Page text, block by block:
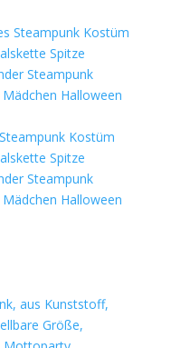
Kostüm
Spitze
Steampunk
Halloween